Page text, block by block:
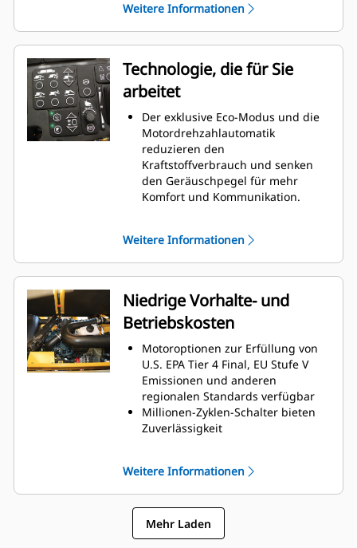
Eine optionale Einbaureduzierung
reduziert die Einbaubreite auf 700
mm (27,5")
Beheizte Endklappen, Vibrationen
mit variabler Frequenz und
Tamperleisteneinstellungen
sorgen für einen reibungslosen
Materialfluss
Weitere Informationen
Technologie, die für Sie
arbeitet
Der exklusive Eco-Modus und die
Motordrehzahlautomatik
reduzieren den
Kraftstoffverbrauch und senken
den Geräuschpegel für mehr
Komfort und Kommunikation.
Einrichtung, indem es die
Schneckenkammer bis zu dem von
den Zufuhrsensoren ermittelten
Sollwert füllt
Die Aktivierung des Zuführsystems
mit nur einem Tastendruck
optimiert die Effizienz durch die
Aktivierung jeder Schnecke und
jedes Förderbandes
Automatisches Fahren; die
Schnecken heben sich mit der
Bohle an, um Beschädigungen
beim Transport zu vermeiden
mit nur einem Tastendruck können
Weitere Informationen
Niedrige Vorhalte- und
Betriebskosten
Motoroptionen zur Erfüllung von
U.S. EPA Tier 4 Final, EU Stufe V
Emissionen und anderen
regionalen Standards verfügbar
Millionen-Zyklen-Schalter bieten
Zuverlässigkeit
den Arbeitsaufwand minimieren
und einen kostengünstigen
Austausch ermöglichen
Ausziehbare Heizelemente für
einfachen Austausch
Weitere Informationen
Mehr Laden